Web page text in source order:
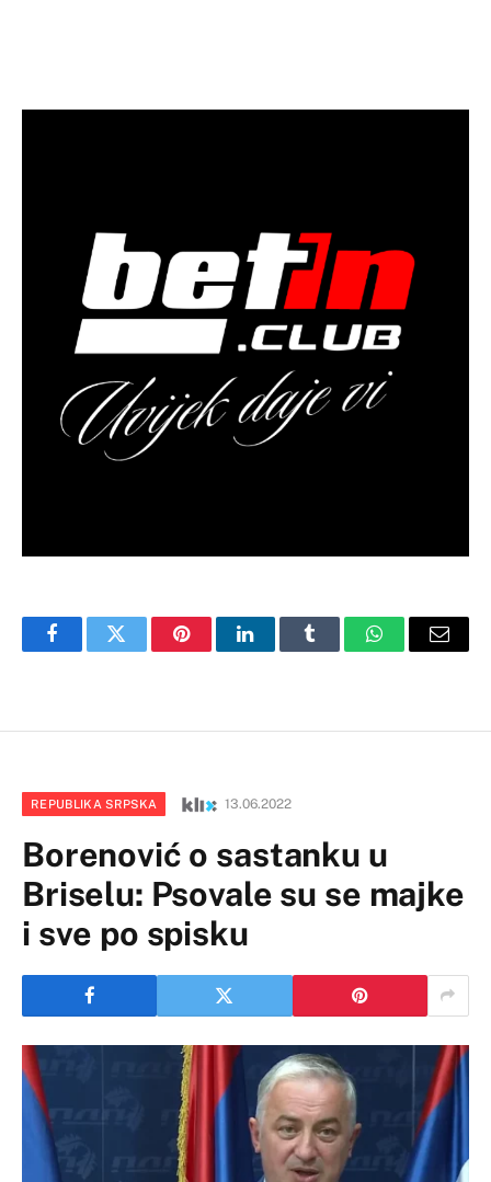
FacebookTwitter PinterestLinkedInTumblr WhatsAppEmail
REPUBLIKA SRPSKA 13.06.2022
Borenović o sastanku u
Briselu: Psovale su se majke
i sve po spisku